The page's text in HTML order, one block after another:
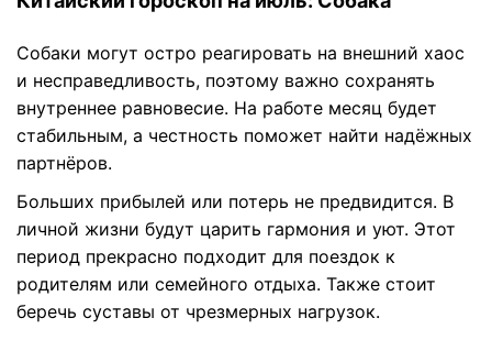
Собаки могут остро реагировать на внешний хаос
и несправедливость, поэтому важно сохранять
внутреннее равновесие. На работе месяц будет
стабильным, а честность поможет найти надёжных
партнёров.
Больших прибылей или потерь не предвидится. В
личной жизни будут царить гармония и уют. Этот
период прекрасно подходит для поездок к
родителям или семейного отдыха. Также стоит
беречь суставы от чрезмерных нагрузок.